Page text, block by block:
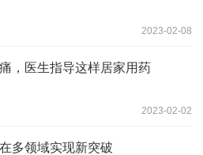
2023-02-08
，医生指导这样居家用药
2023-02-02
多领域实现新突破